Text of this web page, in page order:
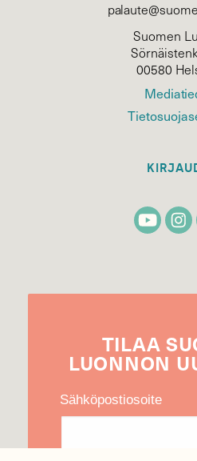
Suomen
00580
TILAA
LUONNON
Sähköpostiosoite